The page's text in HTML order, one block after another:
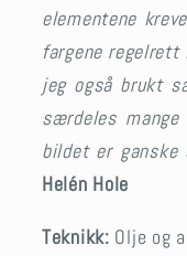
elementene
fargene regelrett
jeg også brukt
særdeles
bildet er
Helén Hole
Teknikk: Olje og